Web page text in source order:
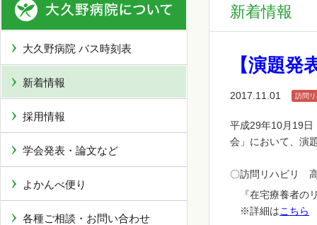
新着情報
【演題発
2017.11.01 訪問
平成29年10月19日
会」において、演
〇訪問リハビリ
『在宅療養者の
※詳細はこちら
大久野病院 バス時刻表
新着情報
採用情報
学会発表・論文など
よかんべ便り
各種ご相談・お問い合わせ